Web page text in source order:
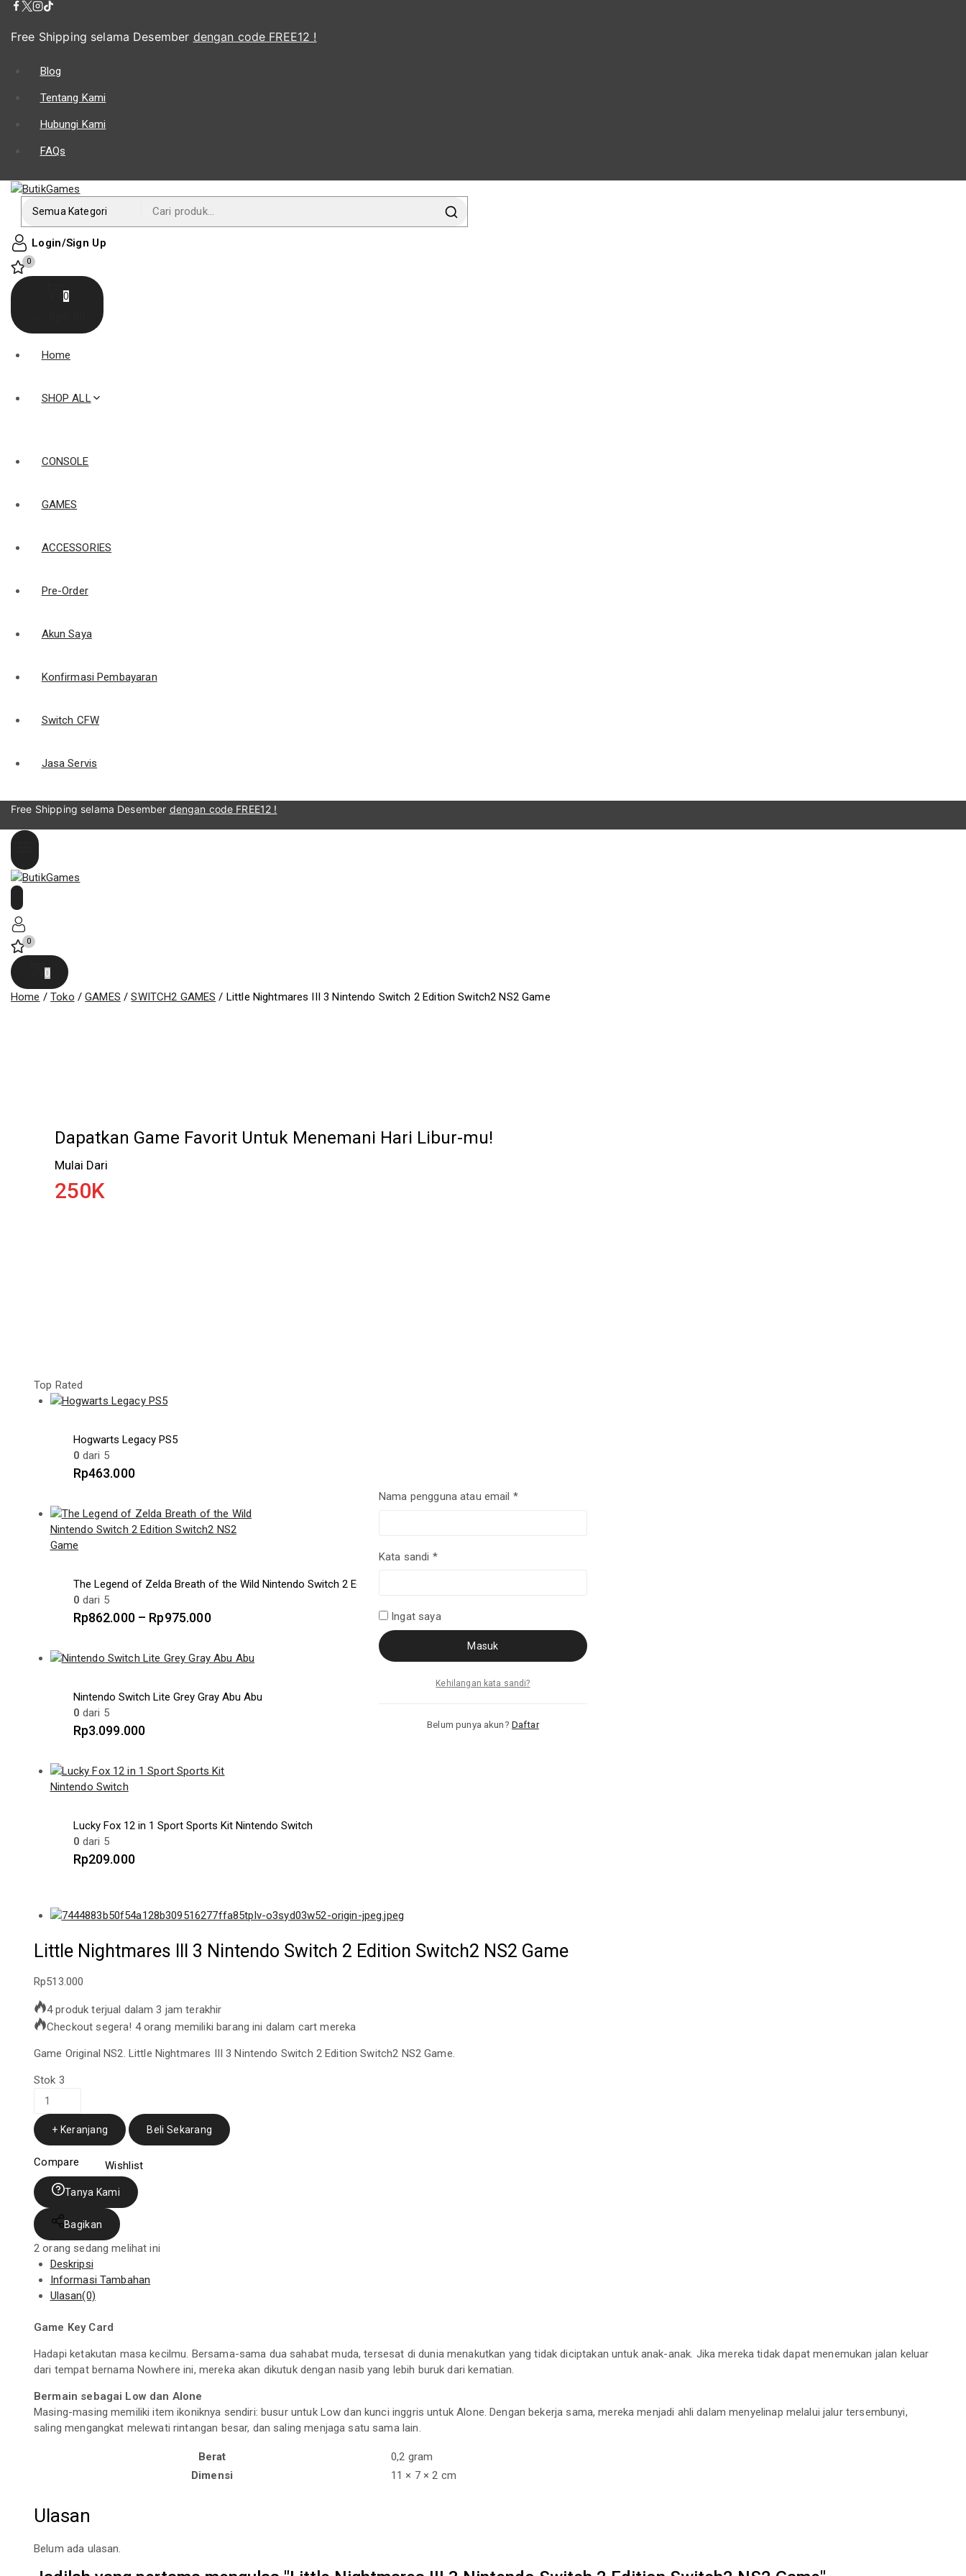
Free Shipping selama Desember dengan code FREE12 !
Blog
Tentang Kami
Hubungi Kami
FAQs
Login/Sign Up
0
0
Home
SHOP ALL
CONSOLE
GAMES
ACCESSORIES
Pre-Order
Akun Saya
Konfirmasi Pembayaran
Switch CFW
Jasa Servis
Free Shipping selama Desember dengan code FREE12 !
0
0
Home / Toko / GAMES / SWITCH2 GAMES / Little Nightmares III 3 Nintendo Switch 2 Edition Switch2 NS2 Game
Dapatkan Game Favorit Untuk Menemani Hari Libur-mu!
Mulai Dari
250K
Top Rated
Hogwarts Legacy PS5
0 dari 5
Rp463.000
The Legend of Zelda Breath of the Wild Nintendo Switch 2 Edition Switch2 NS2 Game
0 dari 5
Rp862.000 – Rp975.000
Nintendo Switch Lite Grey Gray Abu Abu
0 dari 5
Rp3.099.000
Lucky Fox 12 in 1 Sport Sports Kit Nintendo Switch
0 dari 5
Rp209.000
Little Nightmares III 3 Nintendo Switch 2 Edition Switch2 NS2 Game
Rp513.000
4 produk terjual dalam 3 jam terakhir
Checkout segera! 4 orang memiliki barang ini dalam cart mereka
Game Original NS2. Little Nightmares III 3 Nintendo Switch 2 Edition Switch2 NS2 Game.
Stok 3
+ Keranjang Beli Sekarang
Compare Wishlist
Tanya Kami
Bagikan
2 orang sedang melihat ini
Deskripsi
Informasi Tambahan
Ulasan(0)
Game Key Card
Hadapi ketakutan masa kecilmu. Bersama-sama dua sahabat muda, tersesat di dunia menakutkan yang tidak diciptakan untuk anak-anak. Jika mereka tidak dapat menemukan jalan keluar
dari tempat bernama Nowhere ini, mereka akan dikutuk dengan nasib yang lebih buruk dari kematian.
Bermain sebagai Low dan Alone
Masing-masing memiliki item ikoniknya sendiri: busur untuk Low dan kunci inggris untuk Alone. Dengan bekerja sama, mereka menjadi ahli dalam menyelinap melalui jalur tersembunyi,
saling mengangkat melewati rintangan besar, dan saling menjaga satu sama lain.
Berat
0,2 gram
Dimensi
11 × 7 × 2 cm
Ulasan
Belum ada ulasan.
Nama pengguna atau email *
Kata sandi *
Ingat saya
Masuk
Kehilangan kata sandi?
Belum punya akun? Daftar